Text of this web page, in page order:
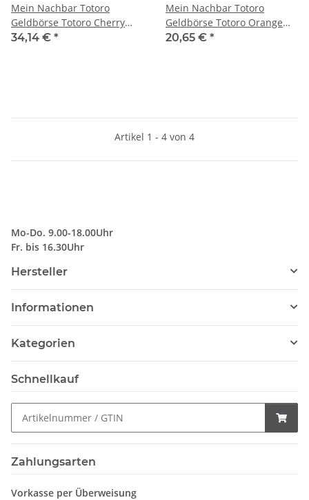
Mein Nachbar Totoro
Geldbörse Totoro Cherry
Blossoms
34,14 € *
Mein Nachbar Totoro
Geldbörse Totoro Orange
Umbrella
20,65 € *
Artikel 1 - 4 von 4
Mo-Do. 9.00-18.00Uhr
Fr. bis 16.30Uhr
Hersteller
Informationen
Kategorien
Schnellkauf
Zahlungsarten
Vorkasse per Überweisung